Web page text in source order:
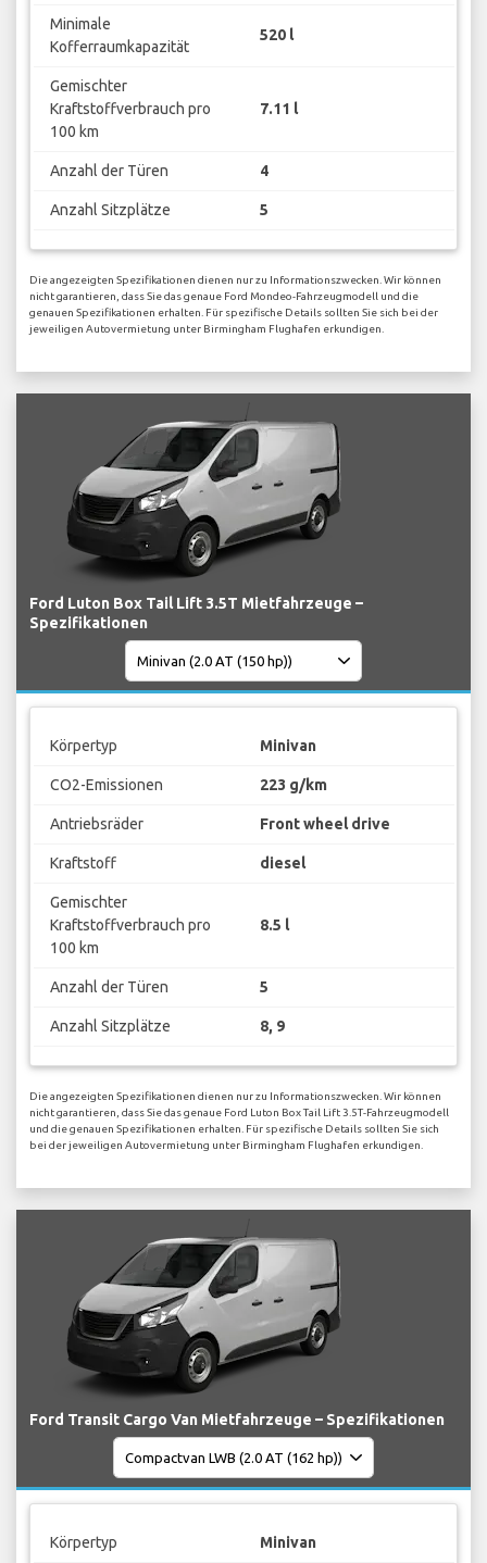
Minimale
Kofferraumkapazität
520 l
Gemischter
Kraftstoffverbrauch pro
100 km
7.11 l
Anzahl der Türen 4
Anzahl Sitzplätze 5
Die angezeigten Spezifikationen dienen nur zu Informationszwecken. Wir können
nicht garantieren, dass Sie das genaue Ford Mondeo-Fahrzeugmodell und die
genauen Spezifikationen erhalten. Für spezifische Details sollten Sie sich bei der
jeweiligen Autovermietung unter Birmingham Flughafen erkundigen.
Ford Luton Box Tail Lift 3.5T Mietfahrzeuge –
Spezifikationen
Körpertyp Minivan
CO2-Emissionen 223 g/km
Antriebsräder Front wheel drive
Kraftstoff diesel
Gemischter
Kraftstoffverbrauch pro
100 km
8.5 l
Anzahl der Türen 5
Anzahl Sitzplätze 8, 9
Die angezeigten Spezifikationen dienen nur zu Informationszwecken. Wir können
nicht garantieren, dass Sie das genaue Ford Luton Box Tail Lift 3.5T-Fahrzeugmodell
und die genauen Spezifikationen erhalten. Für spezifische Details sollten Sie sich
bei der jeweiligen Autovermietung unter Birmingham Flughafen erkundigen.
Ford Transit Cargo Van Mietfahrzeuge – Spezifikationen
Körpertyp Minivan